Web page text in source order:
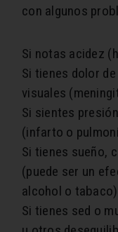
con algunos
Si notas acidez
Si tienes dolor
visuales
Si sientes
(infarto o
Si tienes sueño,
(puede ser un
alcohol o
Si tienes sed o